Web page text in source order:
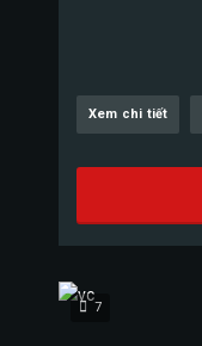
Xem chi tiết
7